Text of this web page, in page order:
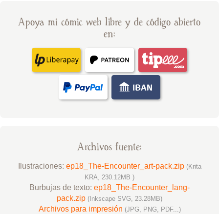
Apoya mi cómic web libre y de código abierto
en:
Archivos fuente:
Ilustraciones: ep18_The-Encounter_art-pack.zip (Krita
KRA, 230.12MB )
Burbujas de texto: ep18_The-Encounter_lang-
pack.zip (Inkscape SVG, 23.28MB)
Archivos para impresión (JPG, PNG, PDF...)